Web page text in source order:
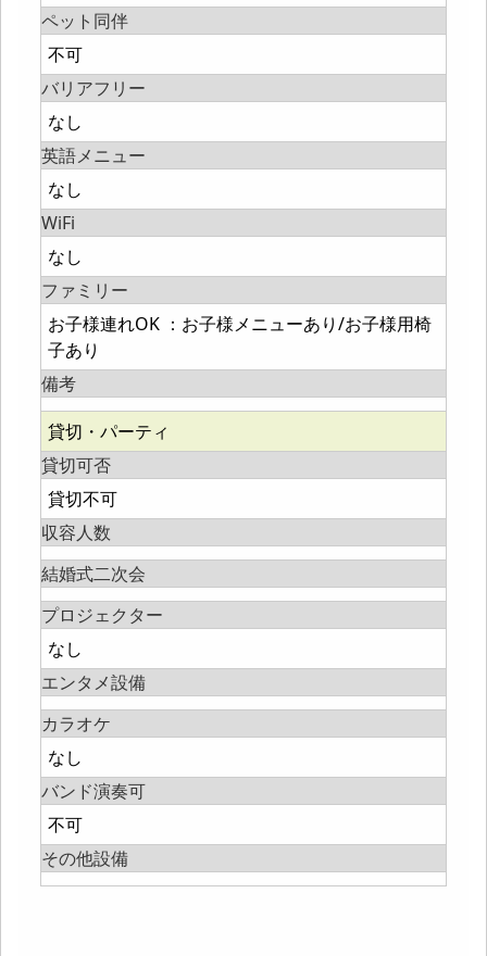
ペット同伴
不可
バリアフリー
なし
英語メニュー
なし
WiFi
なし
ファミリー
お子様連れOK ：お子様メニューあり/お子様用椅
子あり
備考
貸切・パーティ
貸切可否
貸切不可
収容人数
結婚式二次会
プロジェクター
なし
エンタメ設備
カラオケ
なし
バンド演奏可
不可
その他設備